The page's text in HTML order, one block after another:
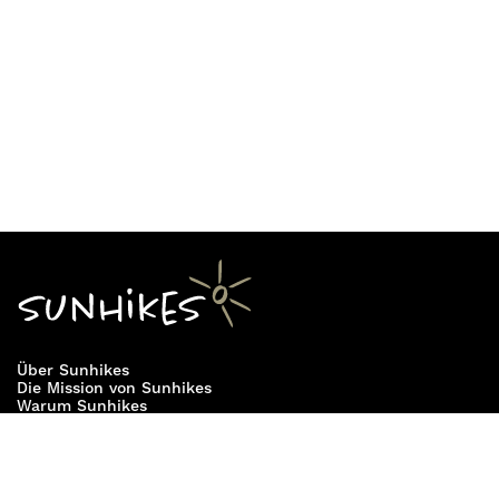
Über Sunhikes
Die Mission von Sunhikes
Warum Sunhikes